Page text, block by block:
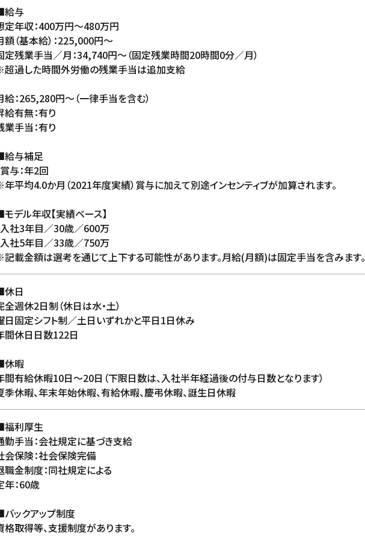
与
定年収：400万円〜480万円
額（基本給）：225,000円〜
定残業手当／月：34,740円〜（固定残業時間20時間0分／月）
過した時間外労働の残業手当は追加支給
給：265,280円〜（一律手当を含む）
給有無：有り
業手当：有り
与補足
賞与：年2回
平均4.0か月（2021年度実績）賞与に加えて別途インセンティブが加算されます。
デル年収【実績ベース】
入社3年目／30歳／600万
入社5年目／33歳／750万
載金額は選考を通じて上下する可能性があります。月給(月額)は固定手当を含みます。
日
全週休2日制（休日は水・土）
日固定シフト制／土日いずれかと平日1日休み
間休日日数122日
暇
間有給休暇10日〜20日（下限日数は、入社半年経過後の付与日数となります）
季休暇、年末年始休暇、有給休暇、慶弔休暇、誕生日休暇
利厚生
勤手当：会社規定に基づき支給
会保険：社会保険完備
職金制度：同社規定による
年：60歳
ックアップ制度
格取得等、支援制度があります。